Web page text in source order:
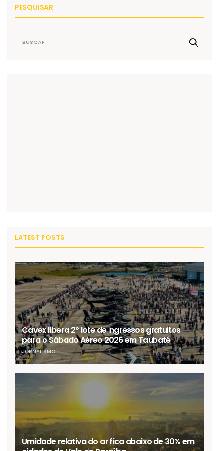
PESQUISAR
LATEST POSTS
Cavex libera 2º lote de ingressos gratuitos
para o Sábado Aéreo 2026 em Taubaté
JORNALISMO
Umidade relativa do ar fica abaixo de 30% em